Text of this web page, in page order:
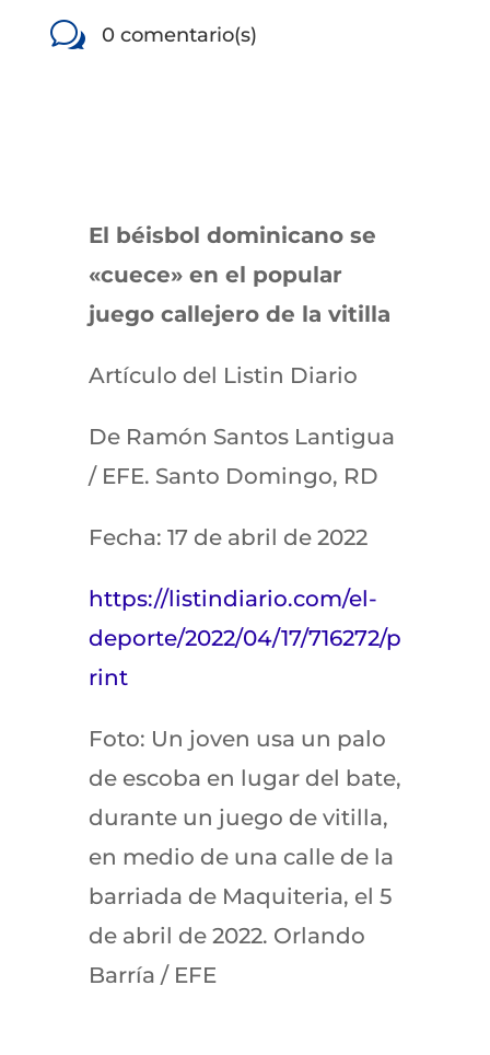
w 0 comentario(s)
El béisbol dominicano se
«cuece» en el popular
juego callejero de la vitilla
Artículo del Listin Diario
De Ramón Santos Lantigua
/ EFE. Santo Domingo, RD
Fecha: 17 de abril de 2022
https://listindiario.com/el-
deporte/2022/04/17/716272/p
rint
Foto: Un joven usa un palo
de escoba en lugar del bate,
durante un juego de vitilla,
en medio de una calle de la
barriada de Maquiteria, el 5
de abril de 2022. Orlando
Barría / EFE